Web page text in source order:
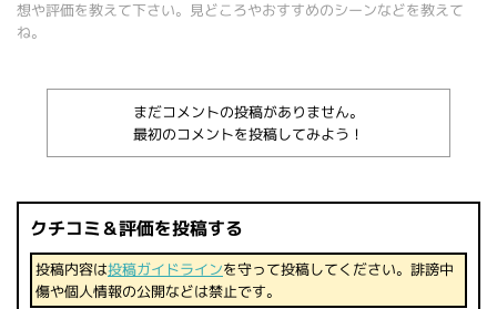
想や評価を教えて下さい。見どころやおすすめのシーンなどを教えて
ね。
まだコメントの投稿がありません。
最初のコメントを投稿してみよう！
クチコミ＆評価を投稿する
投稿内容は投稿ガイドラインを守って投稿してください。誹謗中
傷や個人情報の公開などは禁止です。